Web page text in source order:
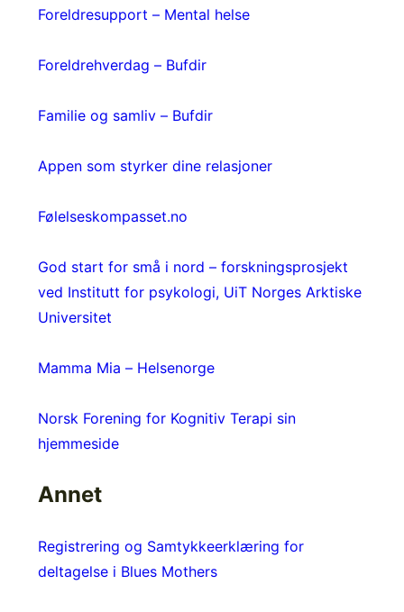
Foreldresupport – Mental helse
Foreldrehverdag – Bufdir
Familie og samliv – Bufdir
Appen som styrker dine relasjoner
Følelseskompasset.no
God start for små i nord – forskningsprosjekt
ved Institutt for psykologi, UiT Norges Arktiske
Universitet
Mamma Mia – Helsenorge
Norsk Forening for Kognitiv Terapi sin
hjemmeside
Annet
Registrering og Samtykkeerklæring for
deltagelse i Blues Mothers